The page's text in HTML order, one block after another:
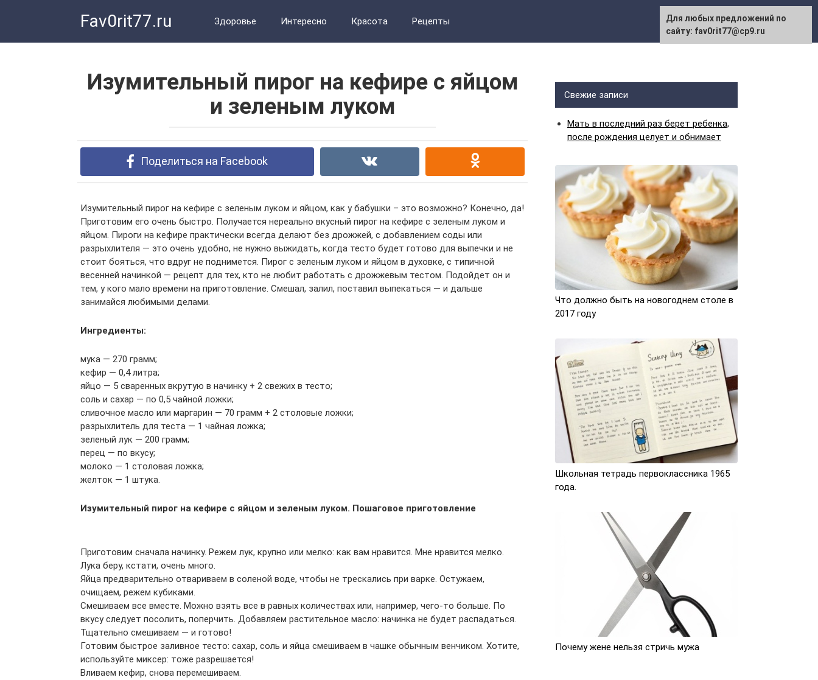
Fav0rit77.ru Здоровье Интересно Красота Рецепты
Изумительный пирог на кефире с яйцом
и зеленым луком
Поделиться на Facebook
Изумительный пирог на кефире с зеленым луком и яйцом, как у бабушки – это возможно? Конечно, да!
Приготовим его очень быстро. Получается нереально вкусный пирог на кефире с зеленым луком и
яйцом. Пироги на кефире практически всегда делают без дрожжей, с добавлением соды или
разрыхлителя — это очень удобно, не нужно выжидать, когда тесто будет готово для выпечки и не
стоит бояться, что вдруг не поднимется. Пирог с зеленым луком и яйцом в духовке, с типичной
весенней начинкой — рецепт для тех, кто не любит работать с дрожжевым тестом. Подойдет он и
тем, у кого мало времени на приготовление. Смешал, залил, поставил выпекаться — и дальше
занимайся любимыми делами.
Ингредиенты:
мука — 270 грамм;
кефир — 0,4 литра;
яйцо — 5 сваренных вкрутую в начинку + 2 свежих в тесто;
соль и сахар — по 0,5 чайной ложки;
сливочное масло или маргарин — 70 грамм + 2 столовые ложки;
разрыхлитель для теста — 1 чайная ложка;
зеленый лук — 200 грамм;
перец — по вкусу;
молоко — 1 столовая ложка;
желток — 1 штука.
Изумительный пирог на кефире с яйцом и зеленым луком. Пошаговое приготовление
Приготовим сначала начинку. Режем лук, крупно или мелко: как вам нравится. Мне нравится мелко.
Лука беру, кстати, очень много.
Яйца предварительно отвариваем в соленой воде, чтобы не трескались при варке. Остужаем,
очищаем, режем кубиками.
Смешиваем все вместе. Можно взять все в равных количествах или, например, чего-то больше. По
вкусу следует посолить, поперчить. Добавляем растительное масло: начинка не будет распадаться.
Тщательно смешиваем — и готово!
Готовим быстрое заливное тесто: сахар, соль и яйца смешиваем в чашке обычным венчиком. Хотите,
используйте миксер: тоже разрешается!
Вливаем кефир, снова перемешиваем.
Свежие записи
Мать в последний раз берет ребенка,
после рождения целует и обнимает
Что должно быть на новогоднем столе в
2017 году
Школьная тетрадь первоклассника 1965
года.
Почему жене нельзя стричь мужа
Для любых предложений по
сайту: fav0rit77@cp9.ru